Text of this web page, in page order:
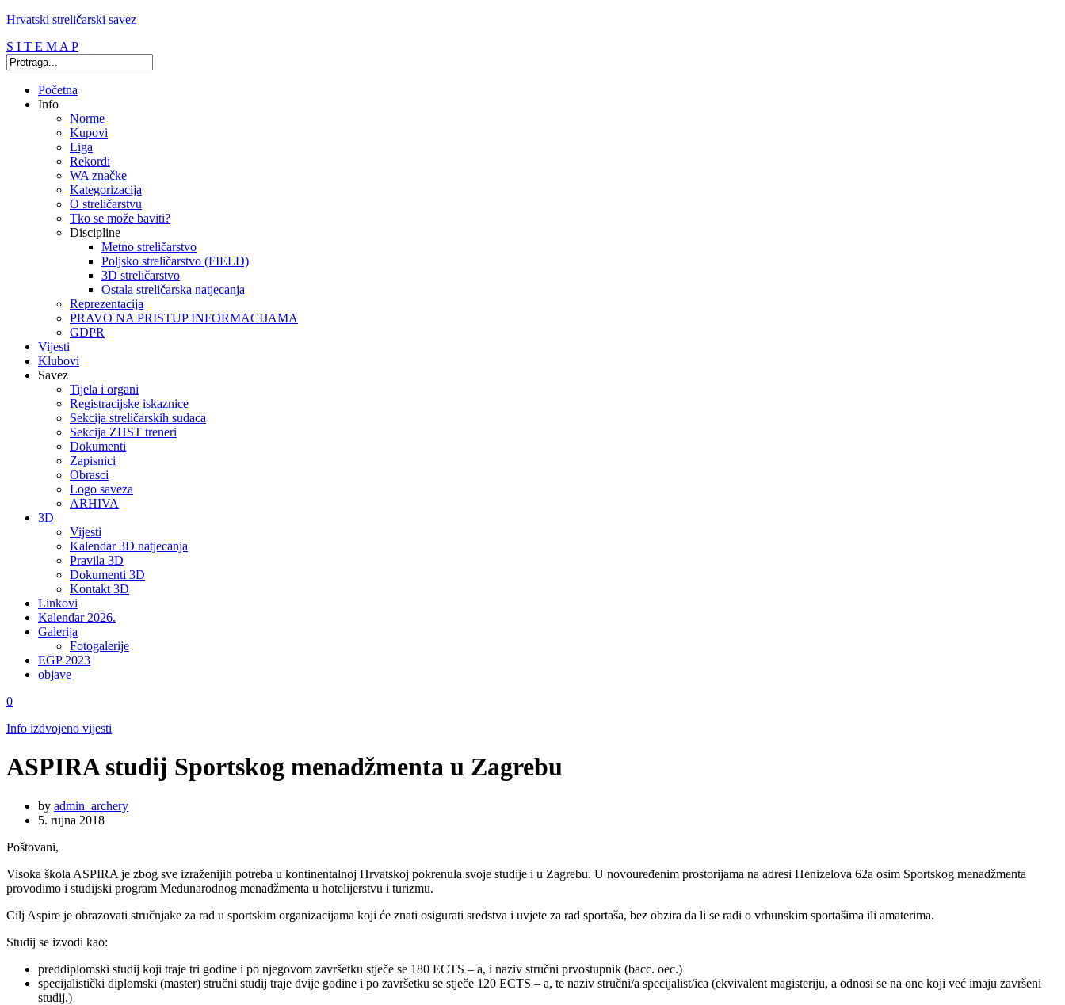
Hrvatski streličarski savez
S I T E M A P
Početna
Info
Norme
Kupovi
Liga
Rekordi
WA značke
Kategorizacija
O streličarstvu
Tko se može baviti?
Discipline
Metno streličarstvo
Poljsko streličarstvo (FIELD)
3D streličarstvo
Ostala streličarska natjecanja
Reprezentacija
PRAVO NA PRISTUP INFORMACIJAMA
GDPR
Vijesti
Klubovi
Savez
Tijela i organi
Registracijske iskaznice
Sekcija streličarskih sudaca
Sekcija ZHST treneri
Dokumenti
Zapisnici
Obrasci
Logo saveza
ARHIVA
3D
Vijesti
Kalendar 3D natjecanja
Pravila 3D
Dokumenti 3D
Kontakt 3D
Linkovi
Kalendar 2026.
Galerija
Fotogalerije
EGP 2023
objave
0
Info izdvojeno vijesti
ASPIRA studij Sportskog menadžmenta u Zagrebu
by admin_archery
5. rujna 2018
Poštovani,
Visoka škola ASPIRA je zbog sve izraženijih potreba u kontinentalnoj Hrvatskoj pokrenula svoje studije i u Zagrebu. U novouređenim prostorijama na adresi Henizelova 62a osim Sportskog menadžmenta
provodimo i studijski program Međunarodnog menadžmenta u hotelijerstvu i turizmu.
Cilj Aspire je obrazovati stručnjake za rad u sportskim organizacijama koji će znati osigurati sredstva i uvjete za rad sportaša, bez obzira da li se radi o vrhunskim sportašima ili amaterima.
Studij se izvodi kao:
preddiplomski studij koji traje tri godine i po njegovom završetku stječe se 180 ECTS – a, i naziv stručni prvostupnik (bacc. oec.)
specijalistički diplomski (master) stručni studij traje dvije godine i po završetku se stječe 120 ECTS – a, te naziv stručni/a specijalist/ica (ekvivalent magisteriju, a odnosi se na one koji već imaju završeni
studij.)